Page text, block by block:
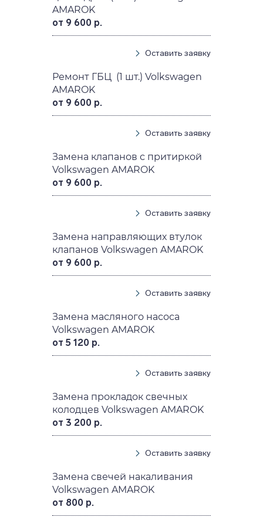
AMAROK
от 9 600 р.
Оставить заявку
Ремонт ГБЦ (1 шт.) Volkswagen
AMAROK
от 9 600 р.
Оставить заявку
Замена клапанов с притиркой
Volkswagen AMAROK
от 9 600 р.
Оставить заявку
Замена направляющих втулок
клапанов Volkswagen AMAROK
от 9 600 р.
Оставить заявку
Замена масляного насоса
Volkswagen AMAROK
от 5 120 р.
Оставить заявку
Замена прокладок свечных
колодцев Volkswagen AMAROK
от 3 200 р.
Оставить заявку
Замена свечей накаливания
Volkswagen AMAROK
от 800 р.